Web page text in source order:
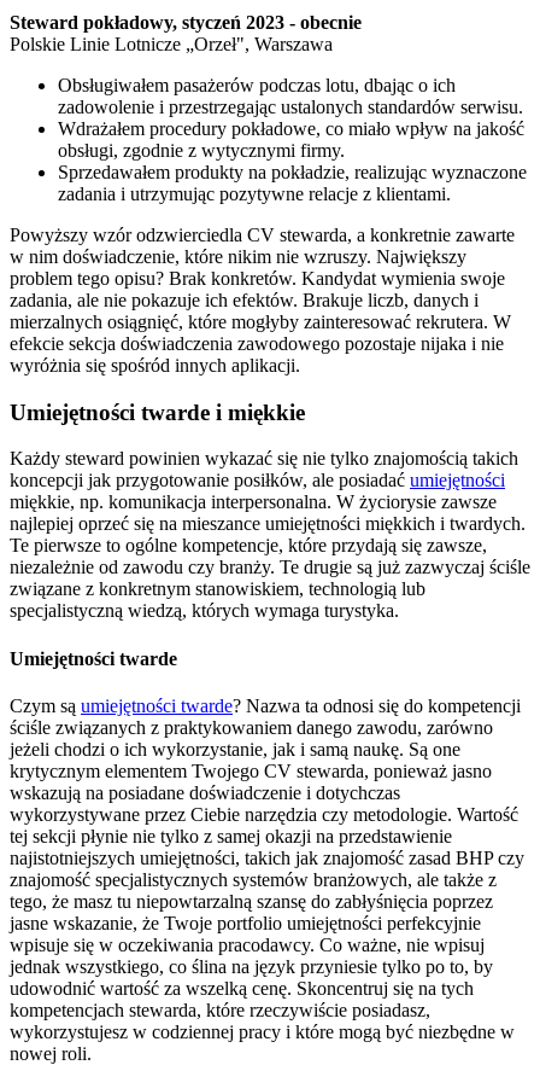
Steward pokładowy, styczeń 2023 - obecnie
Polskie Linie Lotnicze „Orzeł", Warszawa
Obsługiwałem pasażerów podczas lotu, dbając o ich
zadowolenie i przestrzegając ustalonych standardów serwisu.
Wdrażałem procedury pokładowe, co miało wpływ na jakość
obsługi, zgodnie z wytycznymi firmy.
Sprzedawałem produkty na pokładzie, realizując wyznaczone
zadania i utrzymując pozytywne relacje z klientami.
Powyższy wzór odzwierciedla CV stewarda, a konkretnie zawarte
w nim doświadczenie, które nikim nie wzruszy. Największy
problem tego opisu? Brak konkretów. Kandydat wymienia swoje
zadania, ale nie pokazuje ich efektów. Brakuje liczb, danych i
mierzalnych osiągnięć, które mogłyby zainteresować rekrutera. W
efekcie sekcja doświadczenia zawodowego pozostaje nijaka i nie
wyróżnia się spośród innych aplikacji.
Umiejętności twarde i miękkie
Każdy steward powinien wykazać się nie tylko znajomością takich
koncepcji jak przygotowanie posiłków, ale posiadać umiejętności
miękkie, np. komunikacja interpersonalna. W życiorysie zawsze
najlepiej oprzeć się na mieszance umiejętności miękkich i twardych.
Te pierwsze to ogólne kompetencje, które przydają się zawsze,
niezależnie od zawodu czy branży. Te drugie są już zazwyczaj ściśle
związane z konkretnym stanowiskiem, technologią lub
specjalistyczną wiedzą, których wymaga turystyka.
Umiejętności twarde
Czym są umiejętności twarde? Nazwa ta odnosi się do kompetencji
ściśle związanych z praktykowaniem danego zawodu, zarówno
jeżeli chodzi o ich wykorzystanie, jak i samą naukę. Są one
krytycznym elementem Twojego CV stewarda, ponieważ jasno
wskazują na posiadane doświadczenie i dotychczas
wykorzystywane przez Ciebie narzędzia czy metodologie. Wartość
tej sekcji płynie nie tylko z samej okazji na przedstawienie
najistotniejszych umiejętności, takich jak znajomość zasad BHP czy
znajomość specjalistycznych systemów branżowych, ale także z
tego, że masz tu niepowtarzalną szansę do zabłyśnięcia poprzez
jasne wskazanie, że Twoje portfolio umiejętności perfekcyjnie
wpisuje się w oczekiwania pracodawcy. Co ważne, nie wpisuj
jednak wszystkiego, co ślina na język przyniesie tylko po to, by
udowodnić wartość za wszelką cenę. Skoncentruj się na tych
kompetencjach stewarda, które rzeczywiście posiadasz,
wykorzystujesz w codziennej pracy i które mogą być niezbędne w
nowej roli.